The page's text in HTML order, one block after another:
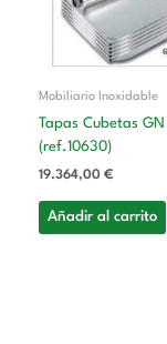
Mobiliario Inoxidable
Tapas Cubetas GN
(ref.10630)
19.364,00 €
Añadir al carrito